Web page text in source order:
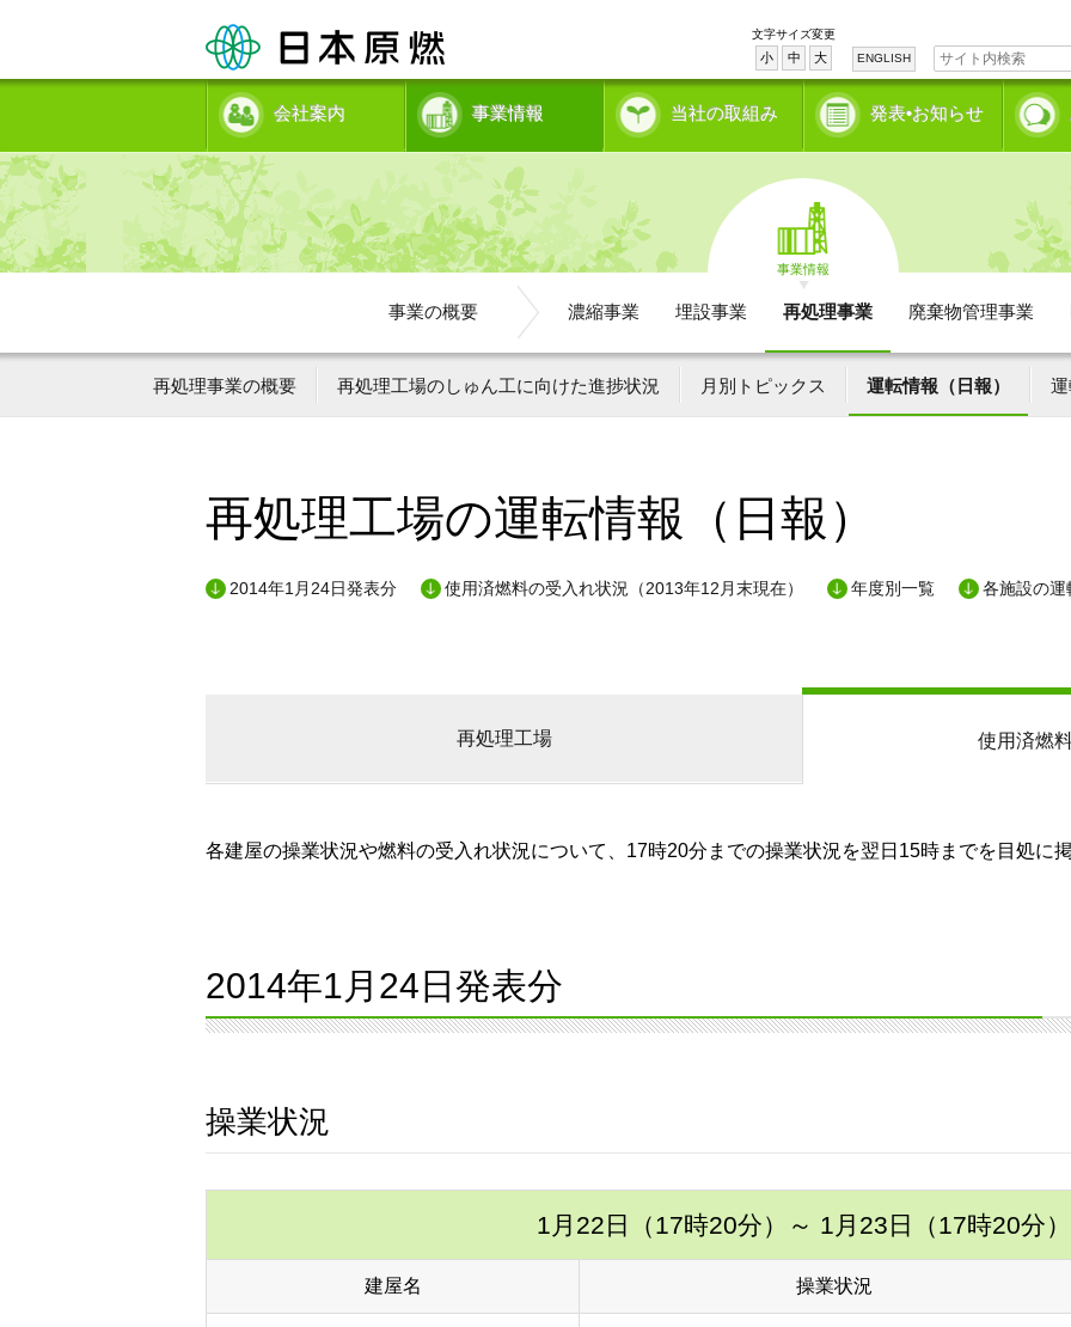
文字サイズ変更
小 中 大 ENGLISH
会社案内 事業情報 当社の取組み 発表•お知らせ
事業情報
事業の概要 濃縮事業 埋設事業 再処理事業 廃棄物管理事業
再処理事業の概要 再処理工場のしゅん工に向けた進捗状況 月別トピックス 運転情報（日報） 運
再処理工場の運転情報（日報）
2014年1月24日発表分 使用済燃料の受入れ状況（2013年12月末現在） 年度別一覧 各施設の運
再処理工場 使用済燃
各建屋の操業状況や燃料の受入れ状況について、17時20分までの操業状況を翌日15時までを目処に掲
2014年1月24日発表分
操業状況
1月22日（17時20分） ～ 1月23日（17時20分）
建屋名 操業状況